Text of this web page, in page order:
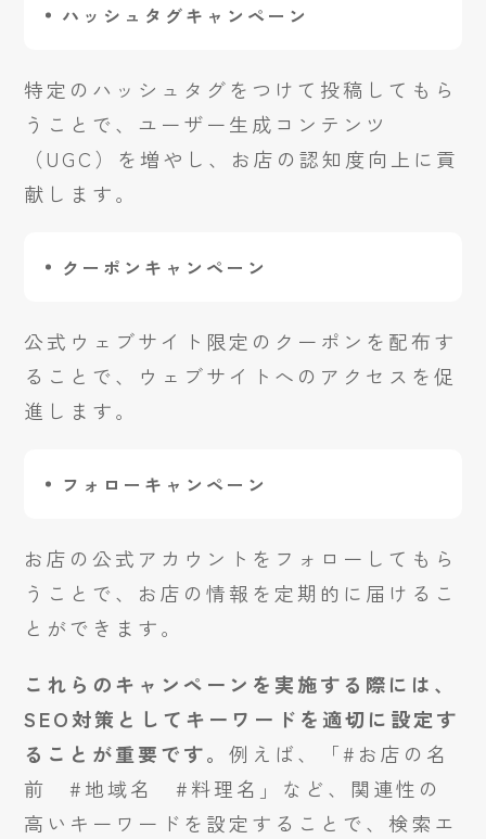
ハッシュタグキャンペーン
特定のハッシュタグをつけて投稿してもら
うことで、ユーザー生成コンテンツ
（UGC）を増やし、お店の認知度向上に貢
献します。
クーポンキャンペーン
公式ウェブサイト限定のクーポンを配布す
ることで、ウェブサイトへのアクセスを促
進します。
フォローキャンペーン
お店の公式アカウントをフォローしてもら
うことで、お店の情報を定期的に届けるこ
とができます。
これらのキャンペーンを実施する際には、
SEO対策としてキーワードを適切に設定す
ることが重要です。例えば、「#お店の名
前 #地域名 #料理名」など、関連性の
高いキーワードを設定することで、検索エ